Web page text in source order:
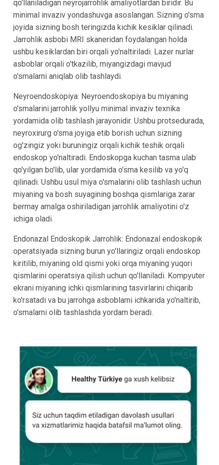
qo'llaniladigan neyrojarrohlik amaliyotlardan biridir. Bu
minimal invaziv yondashuvga asoslangan. Sizning o'sma
joyida sizning bosh teringizda kichik kesiklar qilinadi.
Jarrohlik asbobi MRI skaneridan foydalangan holda
ushbu kesiklardan biri orqali yo'naltiriladi. Lazer nurlar
asboblar orqali o'tkazilib, miyangizdagi mavjud
o'smalarni aniqlab olib tashlaydi.
Neyroendoskopiya: Neyroendoskopiya bu miyaning
o'smalarini jarrohlik yollyu minimal invaziv texnika
yordamida olib tashlash jarayonidir. Ushbu protsedurada,
neyroxirurg o'sma joyiga etib borish uchun sizning
og'zingiz yoki buruningiz orqali kichik teshik orqali
endoskop yo'naltiradi. Endoskopga kuchan tasma ulab
qo'yilgan bo'lib, ular yordamida o'sma kesilib va yo'q
qilinadi. Ushbu usul miya o'smalarini olib tashlash uchun
miyaning va bosh suyagining boshqa qismlariga zarar
bermay amalga oshiriladigan jarrohlik amaliyotini o'z
ichiga oladi.
Endonazal Endoskopik Jarrohlik: Endonazal endoskopik
operatsiyada sizning burun yo'llaringiz orqali endoskop
kiritilib, miyaning old qismi yoki orqa miyaning yuqori
qismlarini operatsiya qilish uchun qo'llaniladi. Kompyuter
ekrani miyaning ichki qismlarining tasvirlarini chiqarib
ko'rsatadi va bu jarrohga asboblarni ichkarida yo'naltirib,
o'smalarni olib tashlashda yordam beradi.